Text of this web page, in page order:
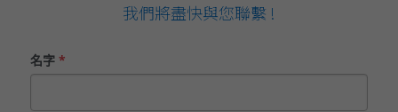
我們將盡快與您聯繫 !
名字*